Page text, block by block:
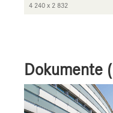
4 240 x 2 832
Dokumente